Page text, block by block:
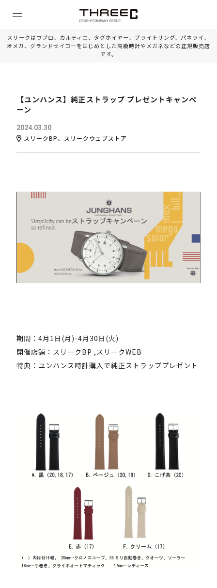
スリークはウブロ、カルティエ、タグホイヤー、ブライトリング、パネライ、
オメガ、グランドセイコーをはじめとした高級時計やメガネなどの正規販売店
です。
【ユンハンス】純正ストラップ プレゼントキャンペ
ーン
2024.03.30
スリークBP、スリークウェブストア
期間：4月1日(月)-4月30日(火)
開催店舗：スリークBP ,スリークWEB
特典：ユンハンス時計購入で純正ストラッププレゼント